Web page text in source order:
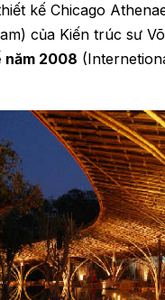
kế Chicago
của Kiến trúc sư
năm 2008